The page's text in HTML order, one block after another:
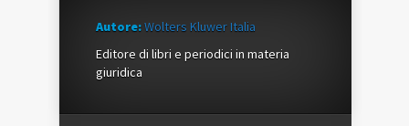
Autore:Wolters Kluwer Italia
Editore di libri e periodici in materia
giuridica